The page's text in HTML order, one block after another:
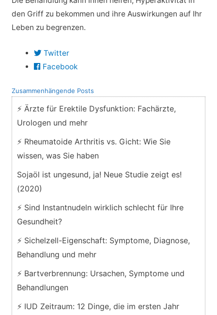
den Griff zu bekommen und ihre Auswirkungen auf Ihr
Leben zu begrenzen.
Twitter
Facebook
Zusammenhängende Posts
⚡ Ärzte für Erektile Dysfunktion: Fachärzte,
Urologen und mehr
⚡ Rheumatoide Arthritis vs. Gicht: Wie Sie
wissen, was Sie haben
Sojaöl ist ungesund, ja! Neue Studie zeigt es!
(2020)
⚡ Sind Instantnudeln wirklich schlecht für Ihre
Gesundheit?
⚡ Sichelzell-Eigenschaft: Symptome, Diagnose,
Behandlung und mehr
⚡ Bartverbrennung: Ursachen, Symptome und
Behandlungen
⚡ IUD Zeitraum: 12 Dinge, die im ersten Jahr